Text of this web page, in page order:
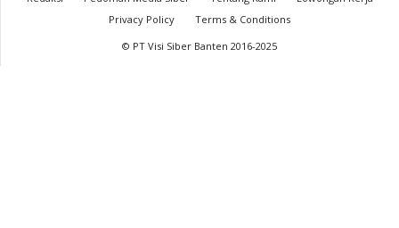
Privacy Policy
Terms & Conditions
© PT Visi Siber Banten 2016-2025